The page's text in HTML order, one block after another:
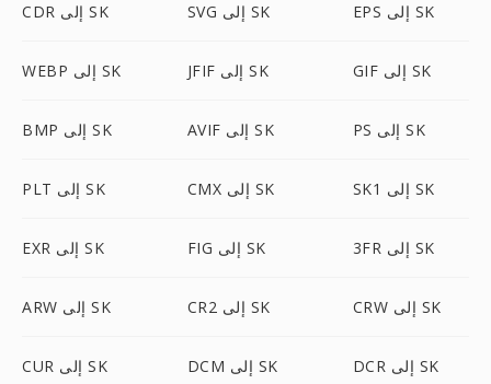
CDR إلى SK SVG إلى SK EPS إلى SK
WEBP إلى SK JFIF إلى SK GIF إلى SK
BMP إلى SK AVIF إلى SK PS إلى SK
PLT إلى SK CMX إلى SK SK1 إلى SK
EXR إلى SK FIG إلى SK 3FR إلى SK
ARW إلى SK CR2 إلى SK CRW إلى SK
CUR إلى SK DCM إلى SK DCR إلى SK